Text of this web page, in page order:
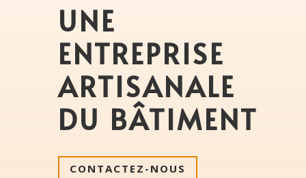
UNE
ENTREPRISE
ARTISANALE
DU BÂTIMENT
CONTACTEZ-NOUS